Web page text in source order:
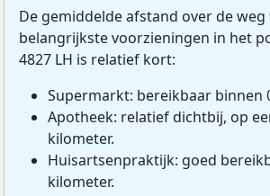
De gemiddelde afstand over de
belangrijkste voorzieningen in het
4827 LH is relatief kort:
Supermarkt: bereikbaar binnen
Apotheek: relatief dichtbij, op
kilometer.
Huisartsenpraktijk: goed
kilometer.